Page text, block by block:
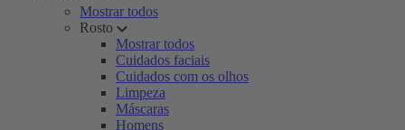
Mostrar todos
Rosto
Mostrar todos
Cuidados faciais
Cuidados com os olhos
Limpeza
Máscaras
Homens